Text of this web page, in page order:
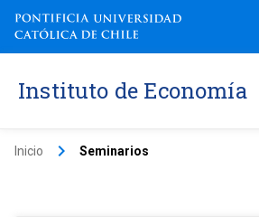
Instituto de Economía
Inicio keyboard_arrow_right Seminarios